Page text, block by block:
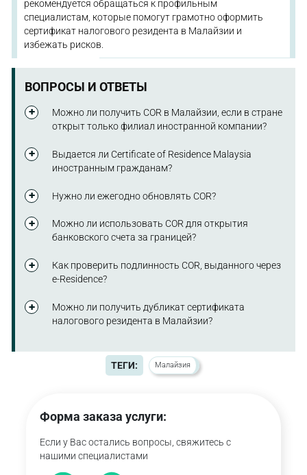
рекомендуется обращаться к профильным
специалистам, которые помогут грамотно оформить
сертификат налогового резидента в Малайзии и
избежать рисков.
ВОПРОСЫ И ОТВЕТЫ
Можно ли получить COR в Малайзии, если в стране
открыт только филиал иностранной компании?
деятельностью филиала осуществляются из
Малайзии, а прибыль подлежит налогообложению в
Выдается ли Certificate of Residence Malaysia
иностранным гражданам?
резидентства (проживание 182 дня и более, центр
Нужно ли ежегодно обновлять COR?
налогового года, после чего требуется повторная
подача заявления.
Можно ли использовать COR для открытия
банковского счета за границей?
банками для подтверждения налогового статуса
клиента.
Как проверить подлинность COR, выданного через
e-Residence?
встроенным в документ, который ведет на
официальный сайт Inland Revenue Board of Malaysia.
Можно ли получить дубликат сертификата
налогового резидента в Малайзии?
сертификат налогового резидента в Малайзии через
личный кабинет e-Residence, указав
ТЕГИ: Малайзия
Форма заказа услуги:
Если у Вас остались вопросы, свяжитесь с
нашими специалистами